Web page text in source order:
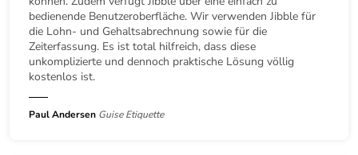
bedienende Benutzeroberfläche. Wir verwenden Jibble für
die Lohn- und Gehaltsabrechnung sowie für die
Zeiterfassung. Es ist total hilfreich, dass diese
unkomplizierte und dennoch praktische Lösung völlig
kostenlos ist.
Paul Andersen Guise Etiquette